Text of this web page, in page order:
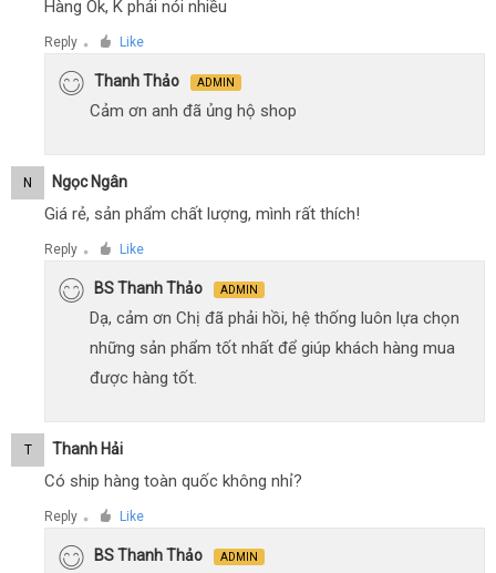
Hàng Ok, K phải nói nhiều
Reply ● Like
Thanh Thảo ADMIN
Cảm ơn anh đã ủng hộ shop
N Ngọc Ngân
Giá rẻ, sản phẩm chất lượng, mình rất thích!
Reply ● Like
BS Thanh Thảo ADMIN
Dạ, cảm ơn Chị đã phải hồi, hệ thống luôn lựa chọn
những sản phẩm tốt nhất để giúp khách hàng mua
được hàng tốt.
T Thanh Hải
Có ship hàng toàn quốc không nhỉ?
Reply ● Like
BS Thanh Thảo ADMIN